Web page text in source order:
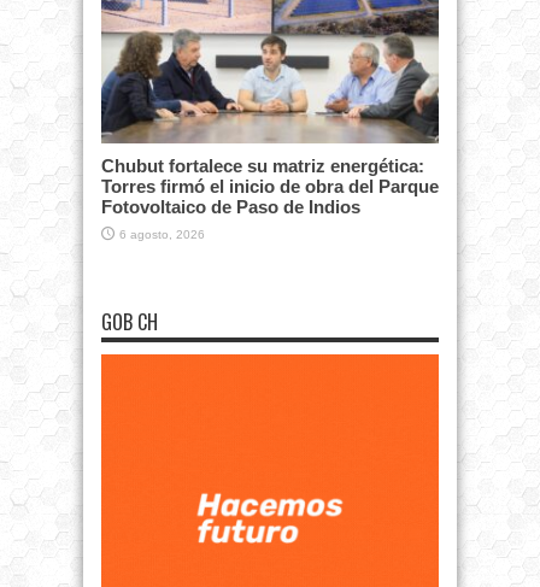
Chubut fortalece su matriz energética:
Torres firmó el inicio de obra del Parque
Fotovoltaico de Paso de Indios
6 agosto, 2026
GOB CH